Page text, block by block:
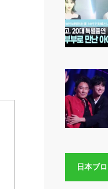
日本ブ